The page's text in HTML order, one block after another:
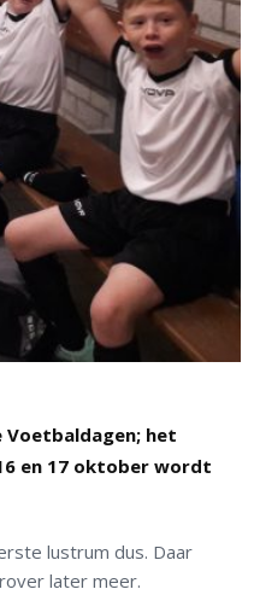
het
en 17 oktober wordt
lustrum dus. Daar
later meer.